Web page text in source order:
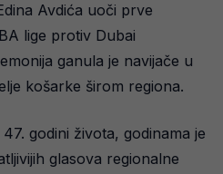
Avdića uoči prve
lige protiv Dubai
ganula je navijače u
košarke širom regiona.
godini života, godinama je
glasova regionalne